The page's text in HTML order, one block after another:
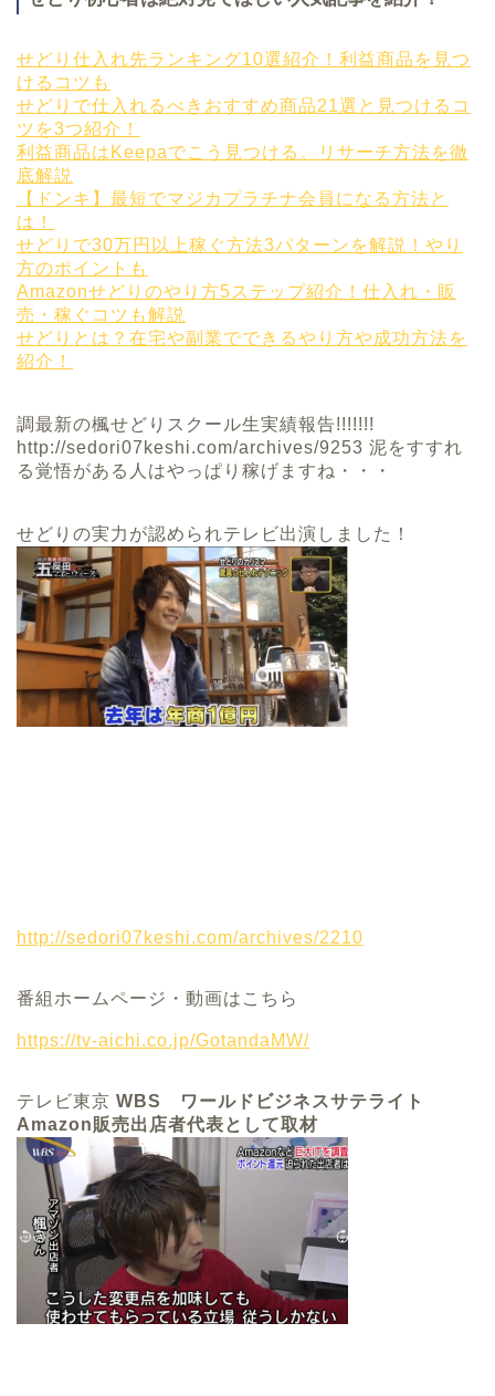
せどり仕入れ先ランキング10選紹介！利益商品を見つ
けるコツも
せどりで仕入れるべきおすすめ商品21選と見つけるコ
ツを3つ紹介！
利益商品はKeepaでこう見つける。リサーチ方法を徹
底解説
【ドンキ】最短でマジカプラチナ会員になる方法と
は！
せどりで30万円以上稼ぐ方法3パターンを解説！やり
方のポイントも
Amazonせどりのやり方5ステップ紹介！仕入れ・販
売・稼ぐコツも解説
せどりとは？在宅や副業でできるやり方や成功方法を
紹介！
調最新の楓せどりスクール生実績報告!!!!!!!
http://sedori07keshi.com/archives/9253 泥をすすれ
る覚悟がある人はやっぱり稼げますね・・・
せどりの実力が認められテレビ出演しました！
http://sedori07keshi.com/archives/2210
番組ホームページ・動画はこちら
https://tv-aichi.co.jp/GotandaMW/
テレビ東京 WBS ワールドビジネスサテライト
Amazon販売出店者代表として取材